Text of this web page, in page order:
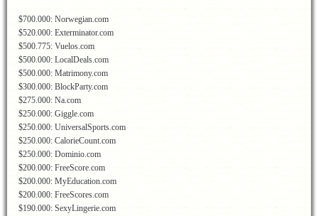
$700.000: Norwegian.com
$520.000: Exterminator.com
$500.775: Vuelos.com
$500.000: LocalDeals.com
$500.000: Matrimony.com
$300.000: BlockParty.com
$275.000: Na.com
$250.000: Giggle.com
$250.000: UniversalSports.com
$250.000: CalorieCount.com
$250.000: Dominio.com
$200.000: FreeScore.com
$200.000: MyEducation.com
$200.000: FreeScores.com
$190.000: SexyLingerie.com